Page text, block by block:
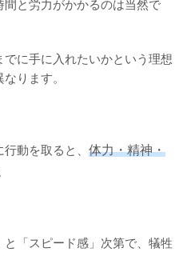
夢が
と労力がかかるのは当然で
でに手に入れたいかという理想
ります。
動を取ると、 体力・精神・
「スピード感」次第で、犠牲